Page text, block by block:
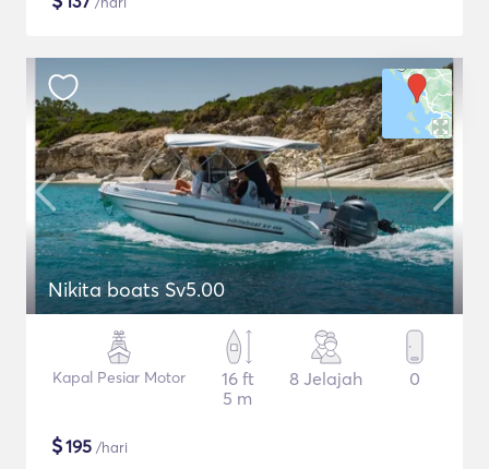
Nikita boats Sv5.00
Kapal Pesiar Motor
16 ft
5 m
8 Jelajah 0
$195 /hari